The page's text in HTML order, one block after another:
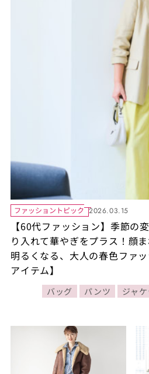
ファッショントピック 2026.03.15
【60代ファッション】季節の
り入れて華やぎをプラス！顔
明るくなる、大人の春色ファ
アイテム】
バッグ パンツ ジャ